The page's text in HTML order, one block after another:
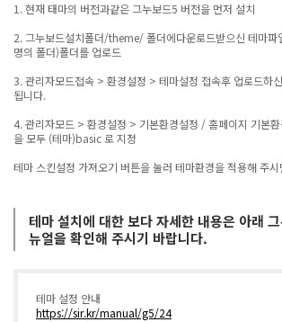
1. 현재 태마의 버전과같은 그누보드5 버전을 먼저 설치
2. 그누보드설치폴더/theme/ 폴더에다운로드받으신 테마파
명의 폴더)폴더를 업로드
3. 관리자모드접속 > 환경설정 > 테마설정 접속후 업로드하
됩니다.
4. 관리자모드 > 환경설정 > 기본환경설정 / 홈페이지 기본
을 모두 (테마)basic 로 지정
테마 스킨설정 가져오기 버튼을 눌러 테마환경을 적용해 주
테마 설치에 대한 보다 자세한 내용은 아래
뉴얼을 확인해 주시기 바랍니다.
테마 설정 안내
https://sir.kr/manual/g5/24